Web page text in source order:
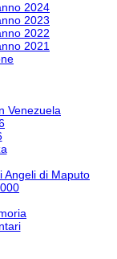
2024
2023
2022
2021
Venezuela
Angeli di Maputo